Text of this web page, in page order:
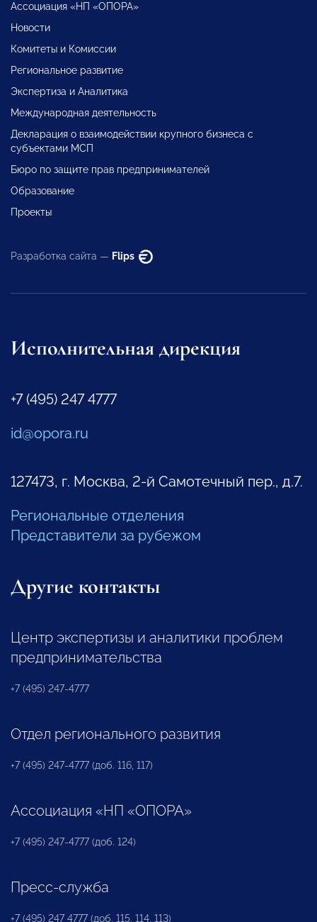
Ассоциация «НП «ОПОРА»
Новости
Комитеты и Комиссии
Региональное развитие
Экспертиза и Аналитика
Международная деятельность
Декларация о взаимодействии крупного бизнеса с
субъектами МСП
Бюро по защите прав предпринимателей
Образование
Проекты
Разработка сайта — Flips
Исполнительная дирекция
+7 (495) 247 4777
id@opora.ru
127473, г. Москва, 2-й Самотечный пер., д.7.
Региональные отделения
Представители за рубежом
Другие контакты
Центр экспертизы и аналитики проблем
предпринимательства
+7 (495) 247-4777
Отдел регионального развития
+7 (495) 247-4777 (доб. 116, 117)
Ассоциация «НП «ОПОРА»
+7 (495) 247-4777 (доб. 124)
Пресс-служба
+7 (495) 247 4777 (доб. 115, 114, 113)